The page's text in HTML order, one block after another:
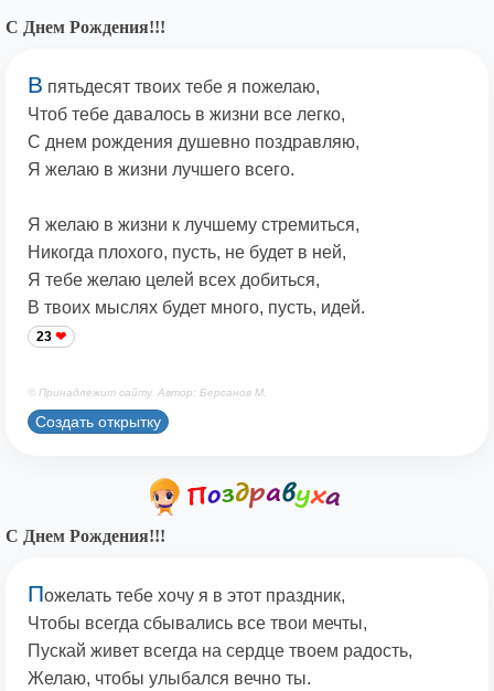
С Днем Рождения!!!
В пятьдесят твоих тебе я пожелаю,
Чтоб тебе давалось в жизни все легко,
С днем рождения душевно поздравляю,
Я желаю в жизни лучшего всего.
Я желаю в жизни к лучшему стремиться,
Никогда плохого, пусть, не будет в ней,
Я тебе желаю целей всех добиться,
В твоих мыслях будет много, пусть, идей.
23
© Принадлежит сайту. Автор: Берсанов М.
Создать открытку
С Днем Рождения!!!
Пожелать тебе хочу я в этот праздник,
Чтобы всегда сбывались все твои мечты,
Пускай живет всегда на сердце твоем радость,
Желаю, чтобы улыбался вечно ты.